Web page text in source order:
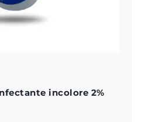
incolore 2%